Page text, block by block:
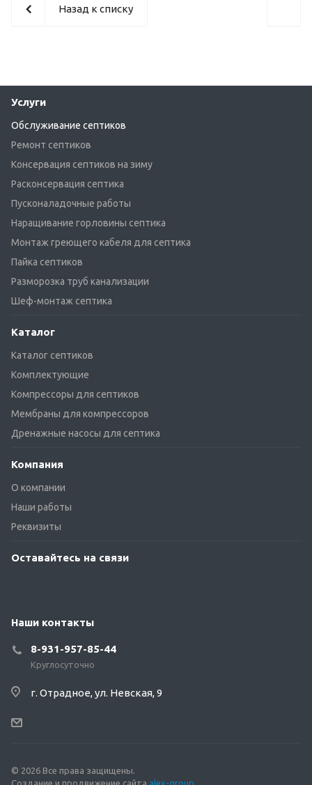
Назад к списку
Услуги
Обслуживание септиков
Ремонт септиков
Консервация септиков на зиму
Расконсервация септика
Пусконаладочные работы
Наращивание горловины септика
Монтаж греющего кабеля для септика
Пайка септиков
Разморозка труб канализации
Шеф-монтаж септика
Каталог
Каталог септиков
Комплектующие
Компрессоры для септиков
Мембраны для компрессоров
Дренажные насосы для септика
Компания
О компании
Наши работы
Реквизиты
Оставайтесь на связи
Наши контакты
8-931-957-85-44
Круглосуточно
г. Отрадное, ул. Невская, 9
© 2026 Все права защищены.
Создание и продвижение сайта alex-group